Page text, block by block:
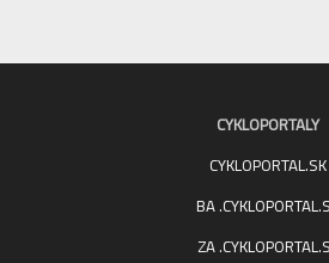
CYKLOPORTALY
CYKLOPORTAL.SK
BA
ZA